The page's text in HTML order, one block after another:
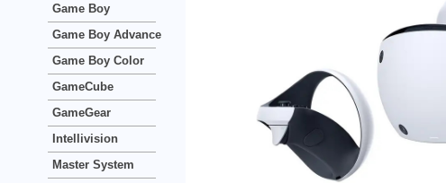
Game Boy
Game Boy Advance
Game Boy Color
GameCube
GameGear
Intellivision
Master System